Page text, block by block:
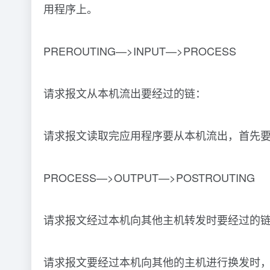
用程序上。
PREROUTING—>INPUT—>PROCESS
请求报文从本机流出要经过的链：
请求报文读取完应用程序要从本机流出，首先
PROCESS—>OUTPUT—>POSTROUTING
请求报文经过本机向其他主机转发时要经过的
请求报文要经过本机向其他的主机进行换发时